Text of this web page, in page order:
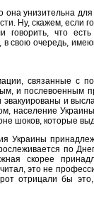
она унизительна
Ну, скажем, если
говорить, что
свою очередь,
связанные с
и послевоенным
и
население
шоков, которые
Украины
по
скорее
это не
отрицали бы